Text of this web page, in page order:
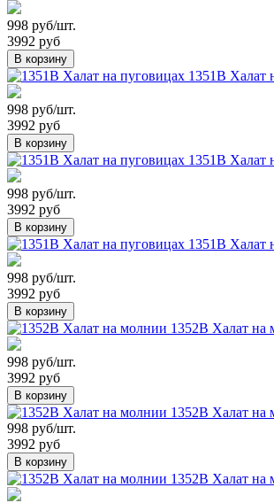
998 руб/шт.
3992 руб
В корзину
1351В Халат
998 руб/шт.
3992 руб
В корзину
1351В Халат
998 руб/шт.
3992 руб
В корзину
1351В Халат
998 руб/шт.
3992 руб
В корзину
1352В Халат на
998 руб/шт.
3992 руб
В корзину
1352В Халат на
998 руб/шт.
3992 руб
В корзину
1352В Халат на